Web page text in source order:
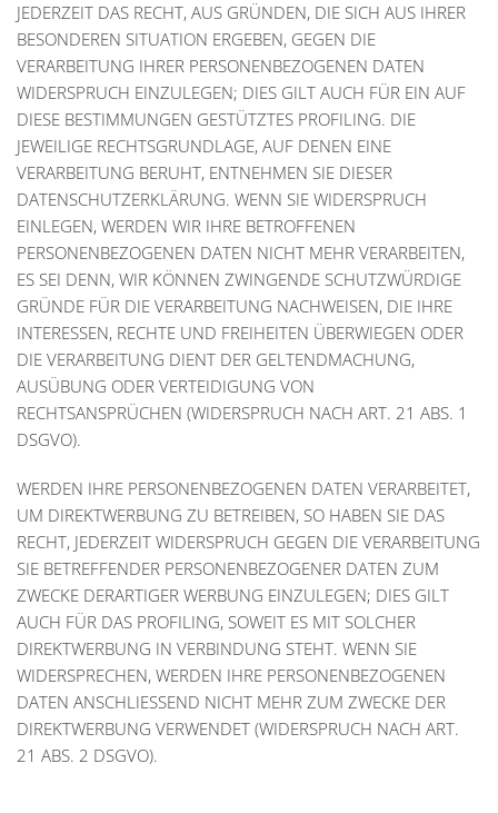
JEDERZEIT DAS RECHT, AUS GRÜNDEN, DIE SICH AUS IHRER
BESONDEREN SITUATION ERGEBEN, GEGEN DIE
VERARBEITUNG IHRER PERSONENBEZOGENEN DATEN
WIDERSPRUCH EINZULEGEN; DIES GILT AUCH FÜR EIN AUF
DIESE BESTIMMUNGEN GESTÜTZTES PROFILING. DIE
JEWEILIGE RECHTSGRUNDLAGE, AUF DENEN EINE
VERARBEITUNG BERUHT, ENTNEHMEN SIE DIESER
DATENSCHUTZERKLÄRUNG. WENN SIE WIDERSPRUCH
EINLEGEN, WERDEN WIR IHRE BETROFFENEN
PERSONENBEZOGENEN DATEN NICHT MEHR VERARBEITEN,
ES SEI DENN, WIR KÖNNEN ZWINGENDE SCHUTZWÜRDIGE
GRÜNDE FÜR DIE VERARBEITUNG NACHWEISEN, DIE IHRE
INTERESSEN, RECHTE UND FREIHEITEN ÜBERWIEGEN ODER
DIE VERARBEITUNG DIENT DER GELTENDMACHUNG,
AUSÜBUNG ODER VERTEIDIGUNG VON
RECHTSANSPRÜCHEN (WIDERSPRUCH NACH ART. 21 ABS. 1
DSGVO).
WERDEN IHRE PERSONENBEZOGENEN DATEN VERARBEITET,
UM DIREKTWERBUNG ZU BETREIBEN, SO HABEN SIE DAS
RECHT, JEDERZEIT WIDERSPRUCH GEGEN DIE VERARBEITUNG
SIE BETREFFENDER PERSONENBEZOGENER DATEN ZUM
ZWECKE DERARTIGER WERBUNG EINZULEGEN; DIES GILT
AUCH FÜR DAS PROFILING, SOWEIT ES MIT SOLCHER
DIREKTWERBUNG IN VERBINDUNG STEHT. WENN SIE
WIDERSPRECHEN, WERDEN IHRE PERSONENBEZOGENEN
DATEN ANSCHLIESSEND NICHT MEHR ZUM ZWECKE DER
DIREKTWERBUNG VERWENDET (WIDERSPRUCH NACH ART.
21 ABS. 2 DSGVO).